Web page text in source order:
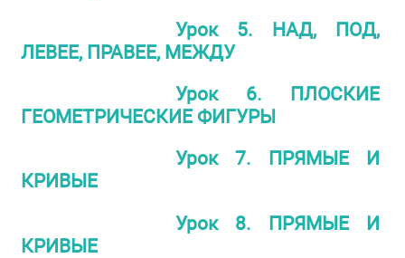
Урок 5. НАД, ПОД,
ЛЕВЕЕ, ПРАВЕЕ, МЕЖДУ
Урок 6. ПЛОСКИЕ
ГЕОМЕТРИЧЕСКИЕ ФИГУРЫ
Урок 7. ПРЯМЫЕ И
КРИВЫЕ
Урок 8. ПРЯМЫЕ И
КРИВЫЕ